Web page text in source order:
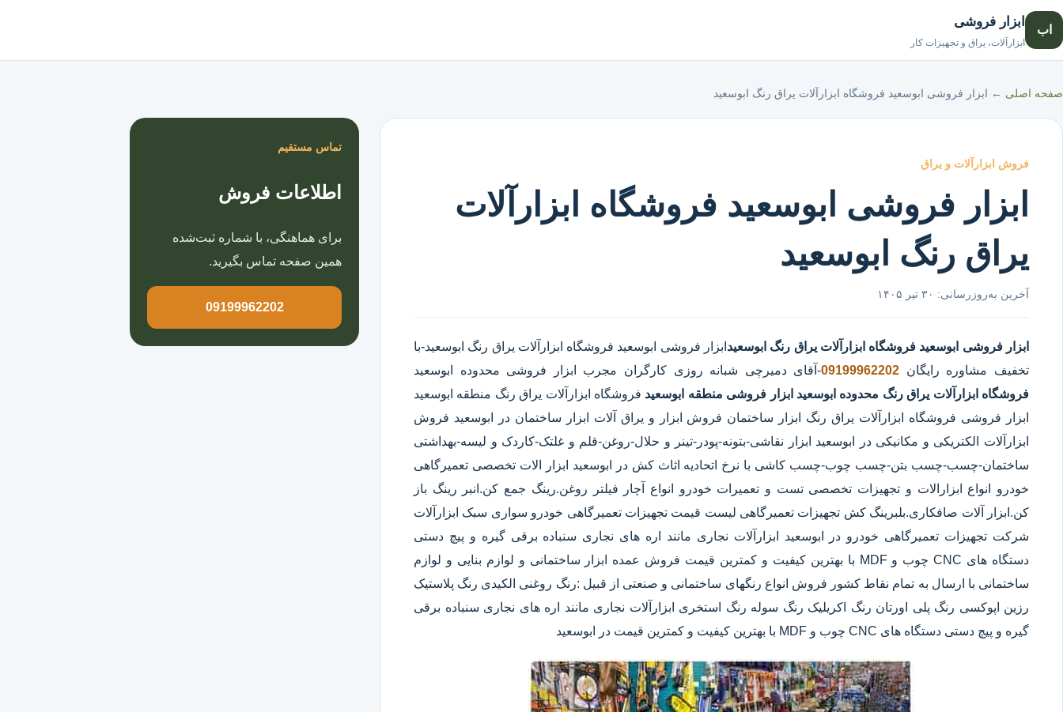
اب
ابزار فروشی
ابزارآلات، یراق و تجهیزات کار
صفحه اصلی ← ابزار فروشی ابوسعید فروشگاه ابزارآلات یراق رنگ ابوسعید
فروش ابزارآلات و یراق
ابزار فروشی ابوسعید فروشگاه ابزارآلات
یراق رنگ ابوسعید
آخرین به‌روزرسانی: ۳۰ تیر ۱۴۰۵
ابزار فروشی ابوسعید فروشگاه ابزارآلات یراق رنگ ابوسعید ابزار فروشی ابوسعید فروشگاه ابزارآلات یراق رنگ ابوسعید-با
تخفیف مشاوره رایگان 09199962202-آقای دمیرچی شبانه روزی کارگران مجرب ابزار فروشی محدوده ابوسعید
فروشگاه ابزارآلات یراق رنگ محدوده ابوسعید ابزار فروشی منطقه ابوسعید فروشگاه ابزارآلات یراق رنگ منطقه ابوسعید
ابزار فروشی فروشگاه ابزارآلات یراق رنگ ابزار ساختمان فروش ابزار و یراق آلات ابزار ساختمان در ابوسعید فروش
ابزارآلات الکتریکی و مکانیکی در ابوسعید ابزار نقاشی-بتونه-پودر-تینر و حلال-روغن-قلم و غلتک-کاردک و لیسه-بهداشتی
ساختمان-چسب-چسب بتن-چسب چوب-چسب کاشی با نرخ اتحادیه اثاث کش در ابوسعید ابزار الات تخصصی تعمیرگاهی
خودرو انواع ابزارالات و تجهیزات تخصصی تست و تعمیرات خودرو انواع آچار فیلتر روغن.رینگ جمع کن.انبر رینگ باز
کن.ابزار آلات صافکاری.بلبرینگ کش تجهیزات تعمیرگاهی لیست قیمت تجهیزات تعمیرگاهی خودرو سواری سبک ابزارآلات
شرکت تجهیزات تعمیرگاهی خودرو در ابوسعید ابزارآلات نجاری مانند اره های نجاری سنباده برقی گیره و پیچ دستی
دستگاه های CNC چوب و MDF با بهترین کیفیت و کمترین قیمت فروش عمده ابزار ساختمانی و لوازم بنایی و لوازم
ساختمانی با ارسال به تمام نقاط کشور فروش انواع رنگهای ساختمانی و صنعتی از قبیل :رنگ روغنی الکیدی رنگ پلاستیک
رزین اپوکسی رنگ پلی اورتان رنگ اکریلیک رنگ سوله رنگ استخری ابزارآلات نجاری مانند اره های نجاری سنباده برقی
گیره و پیچ دستی دستگاه های CNC چوب و MDF با بهترین کیفیت و کمترین قیمت در ابوسعید
تماس مستقیم
اطلاعات فروش
برای هماهنگی، با شماره ثبت‌شده
همین صفحه تماس بگیرید.
09199962202